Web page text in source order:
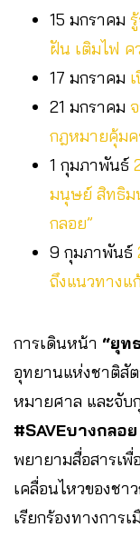
15 มกราคม
ฝัน เติมไฟ ค
17 มกราคม
21 มกราคม
กฎหมายคุ้ม
1 กุมภาพันธ์
มนุษย์ สิทธิม
กลอย”
9 กุมภาพันธ์
ถึงแนวทาง
การเดินหน้า “ยุท
อุทยานแห่งชาติสั
หมายศาล และจับ
#SAVEบางกลอย
พยายามสื่อสารเพื่
เคลื่อนไหวของชา
เรียกร้องทางการเ